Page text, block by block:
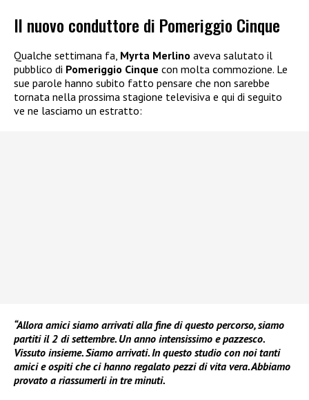
Il nuovo conduttore di Pomeriggio Cinque
Qualche settimana fa, Myrta Merlino aveva salutato il
pubblico di Pomeriggio Cinque con molta commozione. Le
sue parole hanno subito fatto pensare che non sarebbe
tornata nella prossima stagione televisiva e qui di seguito
ve ne lasciamo un estratto:
“Allora amici siamo arrivati alla fine di questo percorso, siamo
partiti il 2 di settembre. Un anno intensissimo e pazzesco.
Vissuto insieme. Siamo arrivati. In questo studio con noi tanti
amici e ospiti che ci hanno regalato pezzi di vita vera. Abbiamo
provato a riassumerli in tre minuti.